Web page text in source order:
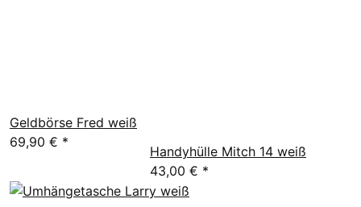
Geldbörse Fred weiß
69,90 € *
Handyhülle Mitch 14 weiß
43,00 € *